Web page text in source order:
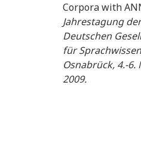
Corpora with
Jahrestagung der
Deutschen
für
Osnabrück, 4.-6.
2009.